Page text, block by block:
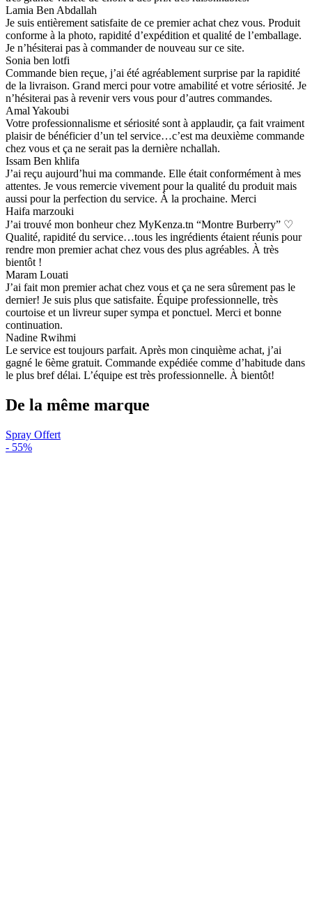
Lamia Ben Abdallah
Je suis entièrement satisfaite de ce premier achat chez vous. Produit
conforme à la photo, rapidité d’expédition et qualité de l’emballage.
Je n’hésiterai pas à commander de nouveau sur ce site.
Sonia ben lotfi
Commande bien reçue, j’ai été agréablement surprise par la rapidité
de la livraison. Grand merci pour votre amabilité et votre sériosité. Je
n’hésiterai pas à revenir vers vous pour d’autres commandes.
Amal Yakoubi
Votre professionnalisme et sériosité sont à applaudir, ça fait vraiment
plaisir de bénéficier d’un tel service…c’est ma deuxième commande
chez vous et ça ne serait pas la dernière nchallah.
Issam Ben khlifa
J’ai reçu aujourd’hui ma commande. Elle était conformément à mes
attentes. Je vous remercie vivement pour la qualité du produit mais
aussi pour la perfection du service. À la prochaine. Merci
Haifa marzouki
J’ai trouvé mon bonheur chez MyKenza.tn “Montre Burberry” ♡
Qualité, rapidité du service…tous les ingrédients étaient réunis pour
rendre mon premier achat chez vous des plus agréables. À très
bientôt !
Maram Louati
J’ai fait mon premier achat chez vous et ça ne sera sûrement pas le
dernier! Je suis plus que satisfaite. Équipe professionnelle, très
courtoise et un livreur super sympa et ponctuel. Merci et bonne
continuation.
Nadine Rwihmi
Le service est toujours parfait. Après mon cinquième achat, j’ai
gagné le 6ème gratuit. Commande expédiée comme d’habitude dans
le plus bref délai. L’équipe est très professionnelle. À bientôt!
De la même marque
Spray Offert
- 55%